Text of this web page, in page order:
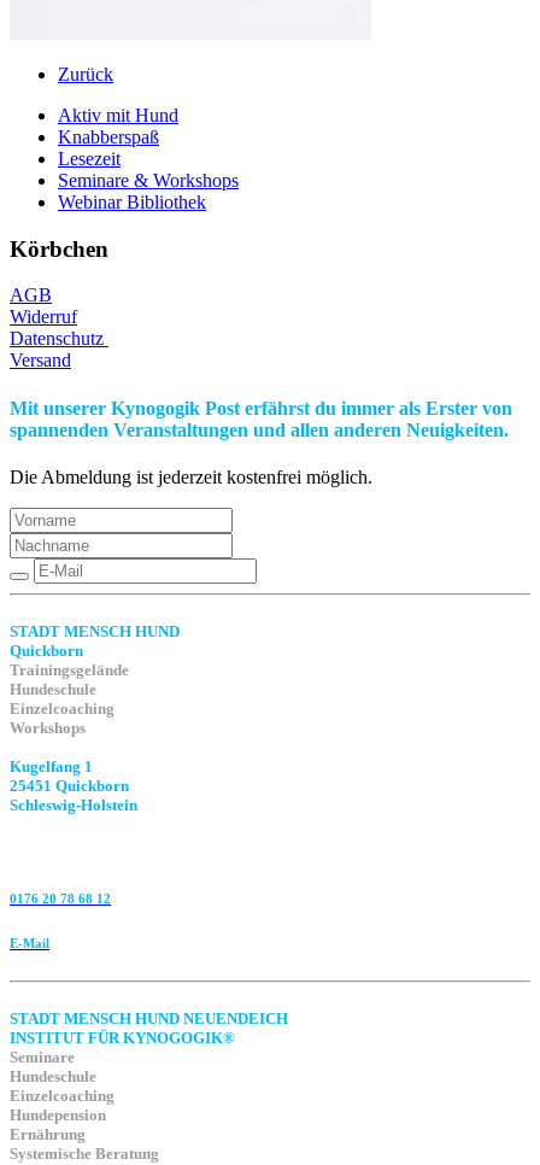
Zurück
Aktiv mit Hund
Knabberspaß
Lesezeit
Seminare & Workshops
Webinar Bibliothek
Körbchen
AGB
Widerruf
Datenschutz
Versand
Mit unserer Kynogogik Post erfährst du immer als Erster von
spannenden Veranstaltungen und allen anderen Neuigkeiten.
Die Abmeldung ist jederzeit kostenfrei möglich.
STADT MENSCH HUND
Quickborn
Trainingsgelände
Hundeschule
Einzelcoaching
Workshops
Kugelfang 1
25451 Quickborn
Schleswig-Holstein
0176 20 78 68 12
E-Mail
STADT MENSCH HUND NEUENDEICH
INSTITUT FÜR KYNOGOGIK®
Seminare
Hundeschule
Einzelcoaching
Hundepension
Ernährung
Systemische Beratung